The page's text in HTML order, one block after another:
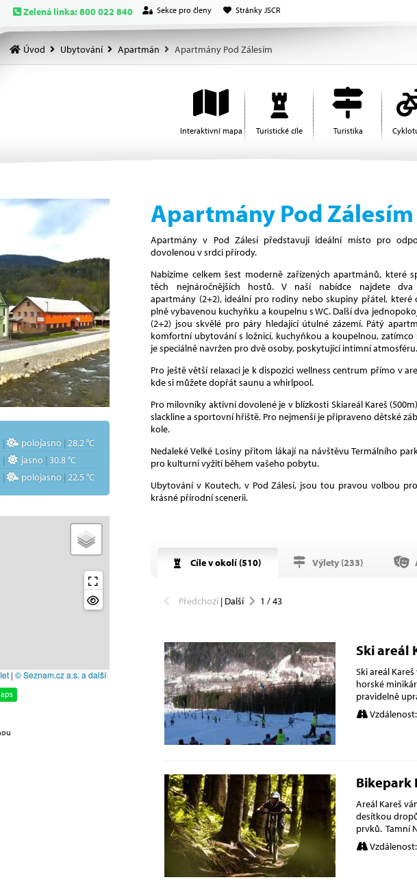
Zelená linka: 800 022 840 Sekce pro členy Stránky JSCR
Úvod Ubytování Apartmán Apartmány Pod Zálesím
Interaktivní mapa Turistické cíle Turistika
| polojasno | 28.2 °C
| jasno | 30.8 °C
| polojasno | 22.5 °C
| © Seznam.cz a.s. a další
Apartmány Pod Zálesím
Apartmány v Pod Zálesí představují ideální místo pro
dovolenou v srdci přírody.
Nabízíme celkem šest moderně zařízených apartmánů, které
těch nejnáročnějších hostů. V naší nabídce najdete dva
apartmány (2+2), ideální pro rodiny nebo skupiny přátel, které
plně vybavenou kuchyňku a koupelnu s WC. Další dva
(2+2) jsou skvělé pro páry hledající útulné zázemí. Pátý
komfortní ubytování s ložnicí, kuchyňkou a koupelnou, zatímco
je speciálně navržen pro dvě osoby, poskytující intimní atmosféru.
Pro ještě větší relaxaci je k dispozici wellness centrum přímo v
kde si můžete dopřát saunu a whirlpool.
Pro milovníky aktivní dovolené je v blízkosti Skiareál Kareš
slackline a sportovní hřiště. Pro nejmenší je připraveno dětské
kole.
Nedaleké Velké Losiny přitom lákají na návštěvu Termálního
pro kulturní vyžití během vašeho pobytu.
Ubytování v Koutech, v Pod Zálesí, jsou tou pravou volbou
krásné přírodní scenerii.
Cíle v okolí (510) Výlety (233)
Předchozí | Další 1 /43
Ski areál
Ski areál
horské
pravidelně
Bikepark
Areál Kareš
desítkou
prvků. Tamní